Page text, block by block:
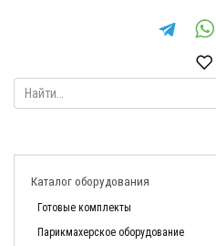
Search
for:
Каталог оборудования
Готовые комплекты
Парикмахерское оборудование